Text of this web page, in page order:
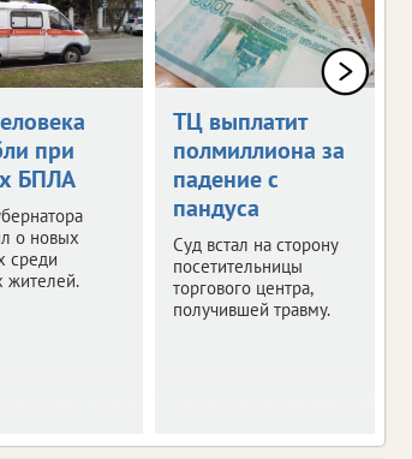
при
БПЛА
о новых
среди
жителей.
ТЦ выплатит
полмиллиона за
падение с
пандуса
Суд встал на сторону
посетительницы
торгового центра,
получившей травму.